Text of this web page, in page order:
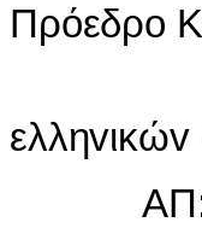
Πρόεδρo
ΕΡ:
ΑΠ: